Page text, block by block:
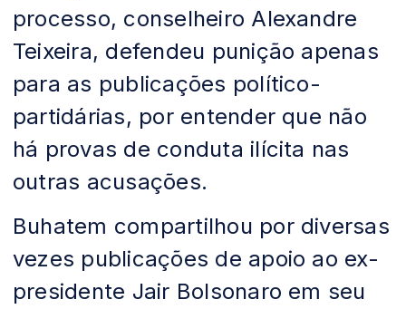
processo, conselheiro Alexandre
Teixeira, defendeu punição apenas
para as publicações político-
partidárias, por entender que não
há provas de conduta ilícita nas
outras acusações.
Buhatem compartilhou por diversas
vezes publicações de apoio ao ex-
presidente Jair Bolsonaro em seu